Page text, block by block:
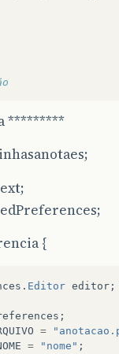
""*********
{
. Editor editor ;
;
=
= "nome" ;